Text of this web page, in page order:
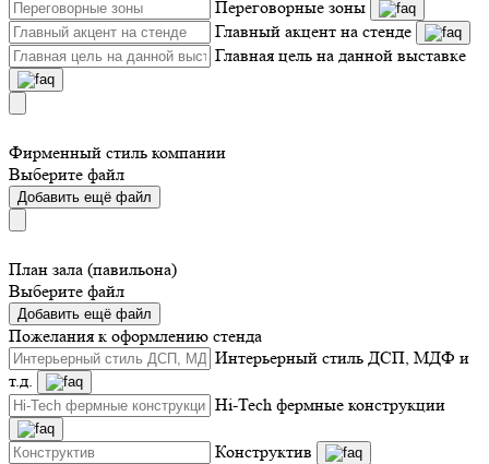
Переговорные зоны
Главный акцент на стенде
Главная цель на данной выставке
Фирменный стиль компании
Выберите файл
Добавить ещё файл
План зала (павильона)
Выберите файл
Добавить ещё файл
Пожелания к оформлению стенда
Интерьерный стиль ДСП, МДФ и
т.д.
Hi-Tech фермные конструкции
Конструктив